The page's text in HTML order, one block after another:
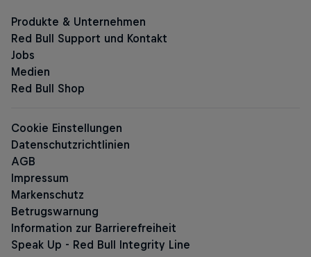
Zuckerfreie Red Bull Energy Drinks
The Summer Edition Sugarfree
Red Bull Energy Drink Editions
The Summer EditionThe Glacier Edition
The Green EditionThe White Edition